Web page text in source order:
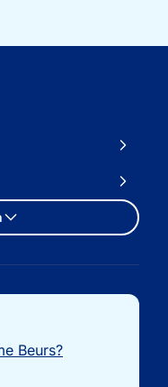
Beurs?